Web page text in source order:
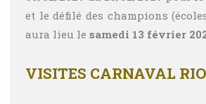
et le défilé des champions
aura lieu le samedi 13 février
VISITES CARNAVAL